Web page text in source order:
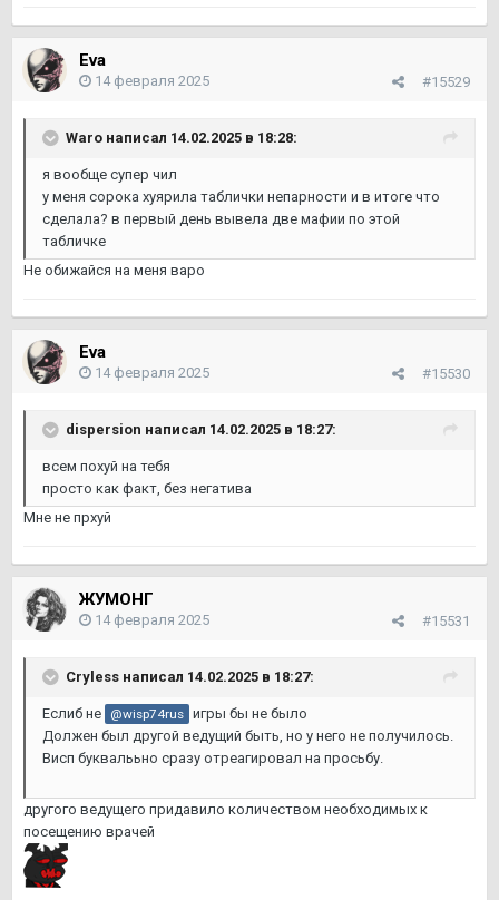
Eva
#15529
14 февраля 2025
Waro написал 14.02.2025 в 18:28:
я вообще супер чил
у меня сорока хуярила таблички непарности и в итоге что
сделала? в первый день вывела две мафии по этой
табличке
Не обижайся на меня варо
Eva
#15530
14 февраля 2025
dispersion написал 14.02.2025 в 18:27:
всем похуй на тебя
просто как факт, без негатива
Мне не прхуй
ЖУМОНГ
#15531
14 февраля 2025
Cryless написал 14.02.2025 в 18:27:
Еслиб не @wisp74rus игры бы не было
Должен был другой ведущий быть, но у него не получилось.
Висп буквалььно сразу отреагировал на просьбу.
другого ведущего придавило количеством необходимых к
посещению врачей